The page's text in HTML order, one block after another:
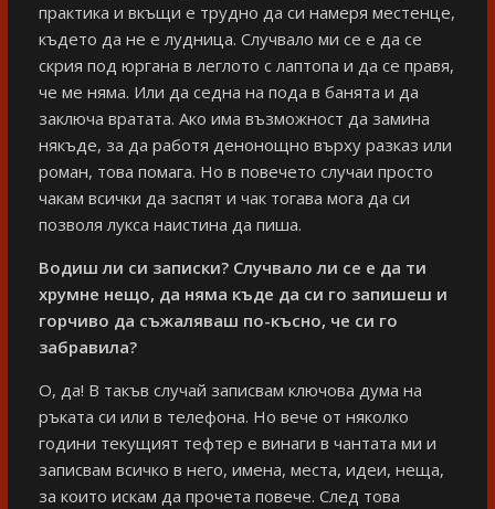
практика и вкъщи е трудно да си намеря местенце,
където да не е лудница. Случвало ми се е да се
скрия под юргана в леглото с лаптопа и да се правя,
че ме няма. Или да седна на пода в банята и да
заключа вратата. Ако има възможност да замина
някъде, за да работя денонощно върху разказ или
роман, това помага. Но в повечето случаи просто
чакам всички да заспят и чак тогава мога да си
позволя лукса наистина да пиша.
Водиш ли си записки? Случвало ли се е да ти
хрумне нещо, да няма къде да си го запишеш и
горчиво да съжаляваш по-късно, че си го
забравила?
О, да! В такъв случай записвам ключова дума на
ръката си или в телефона. Но вече от няколко
години текущият тефтер е винаги в чантата ми и
записвам всичко в него, имена, места, идеи, неща,
за които искам да прочета повече. След това